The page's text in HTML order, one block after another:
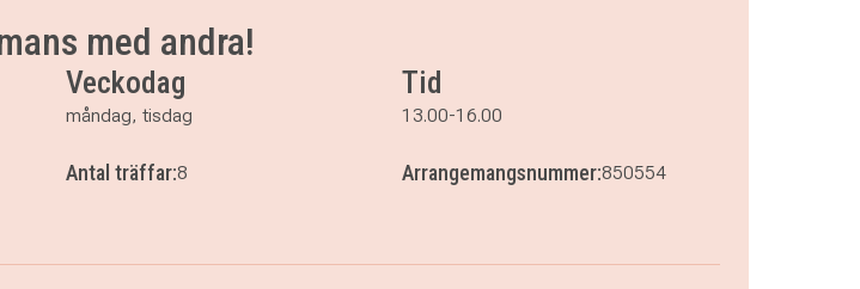
med andra!
Veckodag
måndag, tisdag
Tid
13.00-16.00
Antal träffar:8 Arrangemangsnummer:850554